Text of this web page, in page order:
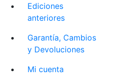
Ediciones
anteriores
Garantía, Cambios
y Devoluciones
Mi cuenta